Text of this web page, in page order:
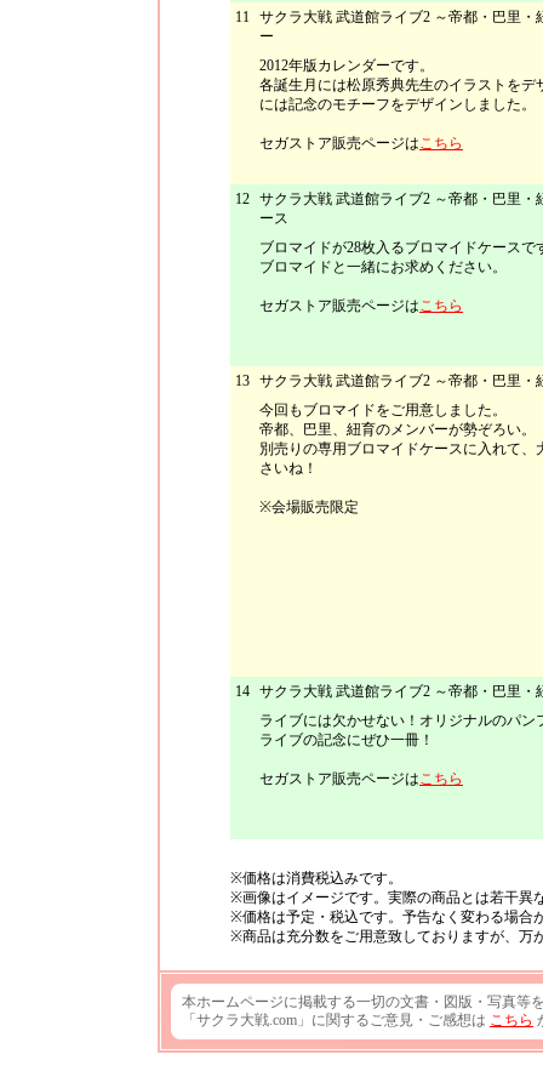
11 サクラ大戦 武道館ライブ2 ～帝都・巴里・
ー
2012年版カレンダーです。
各誕生月には松原秀典先生のイラストをデ
には記念のモチーフをデザインしました。
セガストア販売ページはこちら
12 サクラ大戦 武道館ライブ2 ～帝都・巴里・
ース
ブロマイドが28枚入るブロマイドケースで
ブロマイドと一緒にお求めください。
セガストア販売ページはこちら
13 サクラ大戦 武道館ライブ2 ～帝都・巴里・
今回もブロマイドをご用意しました。
帝都、巴里、紐育のメンバーが勢ぞろい。
別売りの専用ブロマイドケースに入れて、
さいね！
※会場販売限定
14 サクラ大戦 武道館ライブ2 ～帝都・巴里・
ライブには欠かせない！オリジナルのパン
ライブの記念にぜひ一冊！
セガストア販売ページはこちら
※価格は消費税込みです。
※画像はイメージです。実際の商品とは若干異
※価格は予定・税込です。予告なく変わる場合
※商品は充分数をご用意致しておりますが、万
本ホームページに掲載する一切の文書・図版・写真等
「サクラ大戦.com」に関するご意見・ご感想は こちら